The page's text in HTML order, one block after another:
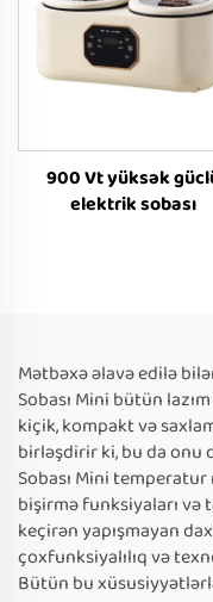
900 Vt yüksək
elektrik sobası
Mətbəxə əlavə edilə
Sobası Mini bütün
kiçik, kompakt və
birləşdirir ki, bu da onu
Sobası Mini
bişirmə funksiyaları və
keçirən yapışmayan
çoxfunksiyalılıq və
Bütün bu